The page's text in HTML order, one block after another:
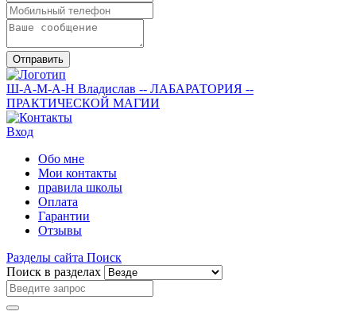
Отправить
Ш-А-М-А-Н Владислав -- ЛАБАРАТОРИЯ --
ПРАКТИЧЕСКОЙ МАГИИ
Вход
Обо мне
Мои контакты
правила школы
Оплата
Гарантии
Отзывы
Разделы сайта Поиск
Поиск в разделах